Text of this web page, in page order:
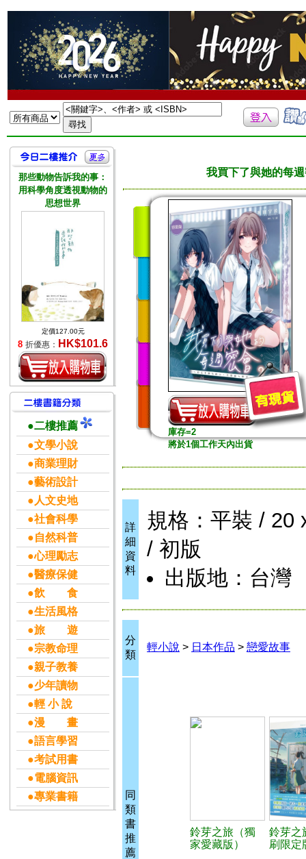
那些動物告訴我的事：
用科學角度透視動物的
思想世界
定價127.00元
8 折優惠： HK$101.6
●二樓推薦
●文學小說
●商業理財
●藝術設計
●人文史地
●社會科學
●自然科普
●心理勵志
●醫療保健
●飲 食
●生活風格
●旅 遊
●宗教命理
●親子教養
●少年讀物
●輕 小 說
●漫 畫
●語言學習
●考試用書
●電腦資訊
●專業書籍
我買下了與她的每
庫存=2
將於1個工作天內出貨
詳
細
資
料
規格：平裝 / 20
/ 初版
出版地：台灣
分
類
輕小說 > 日本作品 > 戀愛故事
同
類
書
推
薦
鈴芽之旅（獨
家愛藏版）
鈴芽之
刷限定